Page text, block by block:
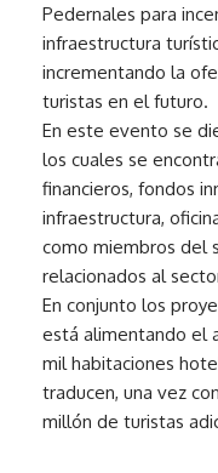
Pedernales para
infraestructura
incrementando la
turistas en el futuro.
En este evento se
los cuales se
financieros, fondos
infraestructura,
como miembros del
relacionados al
En conjunto los
está alimentando el
mil habitaciones
traducen, una vez
millón de turistas